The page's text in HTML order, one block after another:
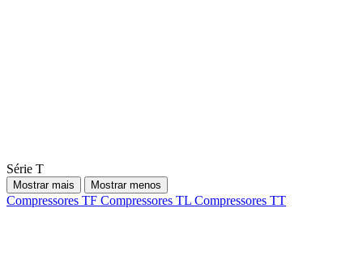
Série T
Mostrar mais Mostrar menos
Compressores TF Compressores TL Compressores TT